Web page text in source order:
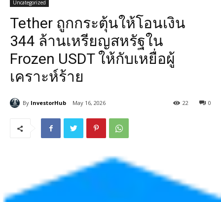
Uncategorized
Tether ถูกกระตุ้นให้โอนเงิน
344 ล้านเหรียญสหรัฐใน
Frozen USDT ให้กับเหยื่อผู้
เคราะห์ร้าย
By InvestorHub May 16, 2026 0
22